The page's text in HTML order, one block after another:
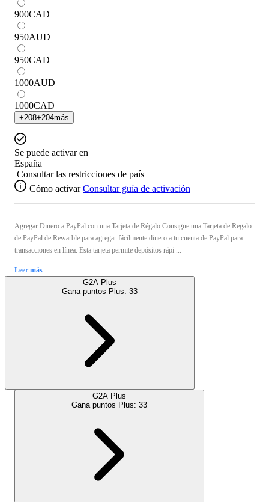
900CAD
950AUD
950CAD
1000AUD
1000CAD
+208+204más
Se puede activar en
España
Consultar las restricciones de país
Cómo activar Consultar guía de activación
Agregar Dinero a PayPal con una Tarjeta de Régalo Consigue una Tarjeta de Regalo
de PayPal de Rewarble para agregar fácilmente dinero a tu cuenta de PayPal para
transacciones en línea. Esta tarjeta permite depósitos rápi ...
Leer más
G2A Plus
Gana puntos Plus: 33
G2A Plus
Gana puntos Plus: 33